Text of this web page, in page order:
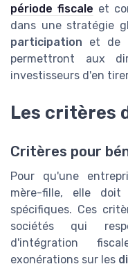
période fiscale et
dans une stratégie
participation et de
permettront aux
investisseurs d'en
Les critères
Critères pour
Pour qu'une
mère-fille, elle
spécifiques. Ces
sociétés qui
d'intégration
exonérations sur les